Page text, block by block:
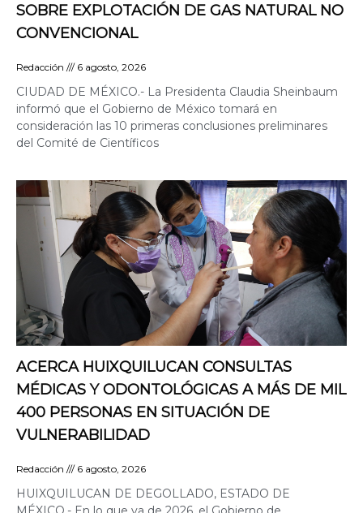
SOBRE EXPLOTACIÓN DE GAS NATURAL NO
CONVENCIONAL
Redacción 6 agosto, 2026
CIUDAD DE MÉXICO.- La Presidenta Claudia Sheinbaum
informó que el Gobierno de México tomará en
consideración las 10 primeras conclusiones preliminares
del Comité de Científicos
ACERCA HUIXQUILUCAN CONSULTAS
MÉDICAS Y ODONTOLÓGICAS A MÁS DE MIL
400 PERSONAS EN SITUACIÓN DE
VULNERABILIDAD
Redacción 6 agosto, 2026
HUIXQUILUCAN DE DEGOLLADO, ESTADO DE